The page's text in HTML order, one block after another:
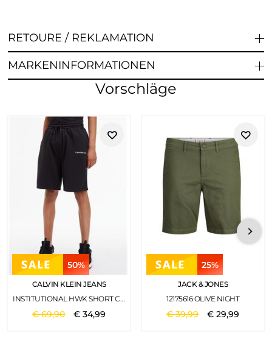
RETOURE / REKLAMATION
MARKENINFORMATIONEN
Vorschläge
50%
CALVIN KLEIN JEANS
INSTITUTIONAL HWK SHORT CK BLACK
€69,90 €34,99
25%
JACK & JONES
12175616 OLIVE NIGHT
€39,99 €29,99